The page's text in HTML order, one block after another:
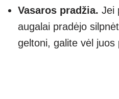
Vasaros pradžia. Jei
augalai pradėjo
geltoni, galite vėl juos